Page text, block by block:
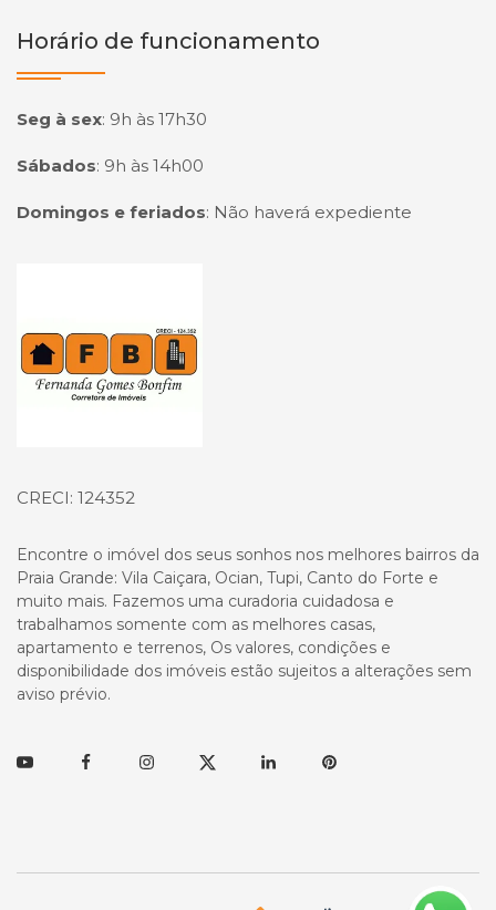
Horário de funcionamento
Seg à sex: 9h às 17h30
Sábados: 9h às 14h00
Domingos e feriados: Não haverá expediente
CRECI: 124352
Encontre o imóvel dos seus sonhos nos melhores bairros da
Praia Grande: Vila Caiçara, Ocian, Tupi, Canto do Forte e
muito mais. Fazemos uma curadoria cuidadosa e
trabalhamos somente com as melhores casas,
apartamento e terrenos, Os valores, condições e
disponibilidade dos imóveis estão sujeitos a alterações sem
aviso prévio.
YoutubeFacebookInstagramTwitter LinkedinPinterest